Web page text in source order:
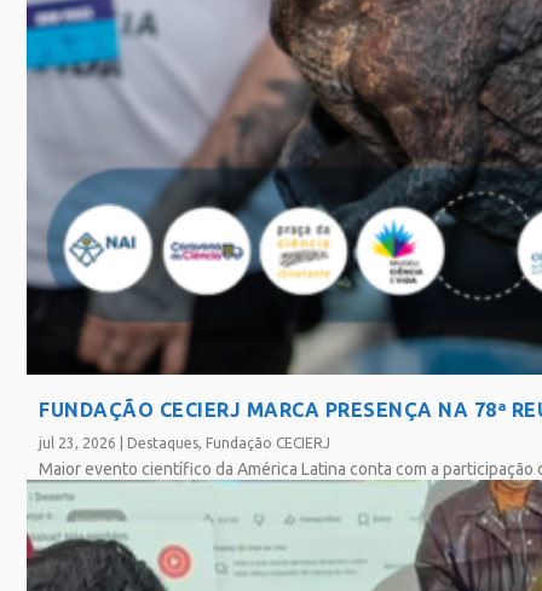
FUNDAÇÃO CECIERJ MARCA PRESENÇA NA 78ª
jul 23, 2026 Destaques, Fundação CECIERJ
Maior evento científico da América Latina conta com a participação
SAIBA MAIS